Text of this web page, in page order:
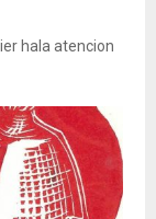
hala atencion